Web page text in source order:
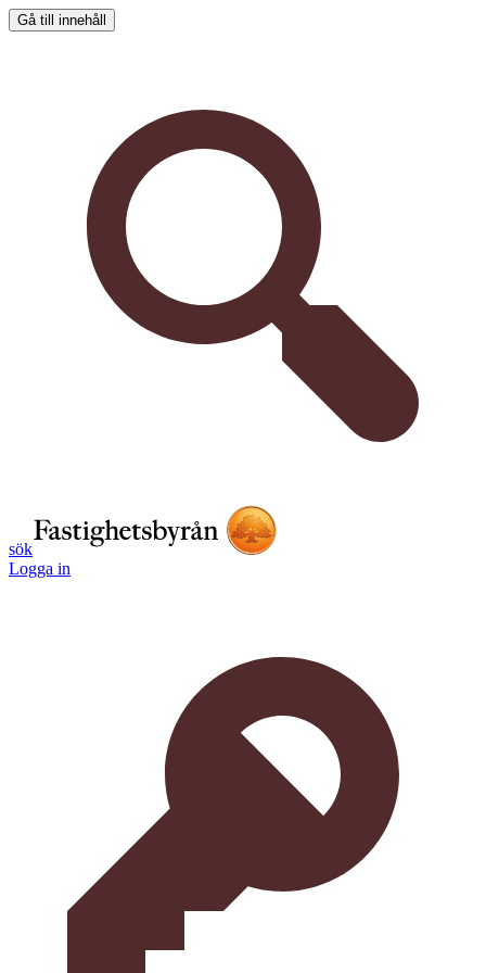
Gå till innehåll
sök
Logga in